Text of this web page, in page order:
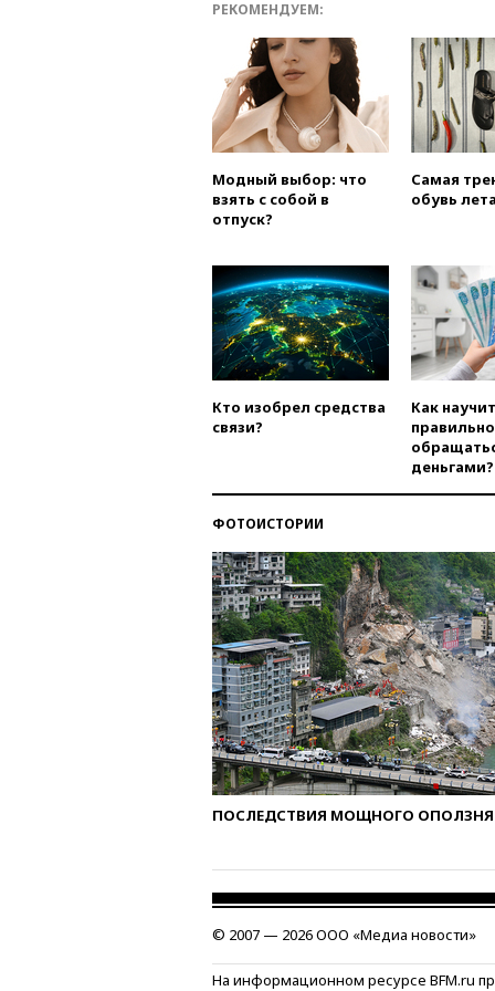
РЕКОМЕНДУЕМ:
Модный выбор: что
взять с собой в
отпуск?
Самая
обувь
Кто изобрел средства
связи?
Как
правильно
деньгами?
ФОТОИСТОРИИ
ПОСЛЕДСТВИЯ МОЩНОГО ОПОЛЗНЯ
© 2007 — 2026 ООО «Медиа новости»
На информационном ресурсе BFM.ru